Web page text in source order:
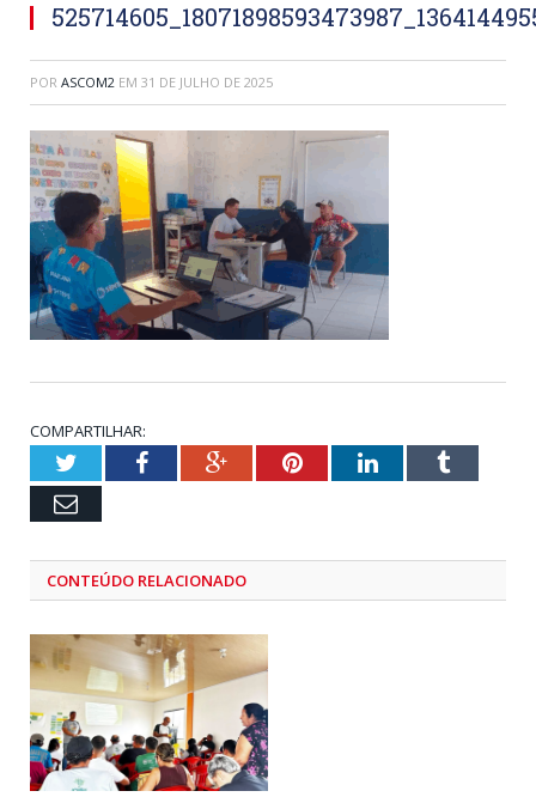
POR ASCOM2 EM 31 DE JULHO DE 2025
COMPARTILHAR:
TwitterFacebookGoogle+PinterestLinkedInTumblr
Email
CONTEÚDO RELACIONADO